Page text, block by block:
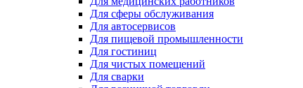
Для сферы обслуживания
Для автосервисов
Для пищевой промышленности
Для гостиниц
Для чистых помещений
Для сварки